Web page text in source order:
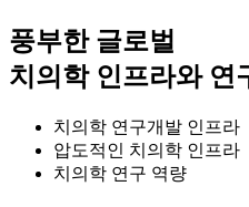
풍부한 글로벌
치의학 인프라와 연
치의학 연구개발 인프라
압도적인 치의학 인프라
치의학 연구 역량